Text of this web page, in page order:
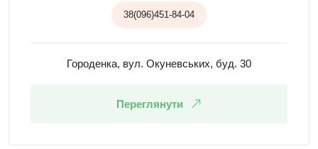
38(096)451-84-04
Городенка, вул. Окуневських, буд. 30
Переглянути